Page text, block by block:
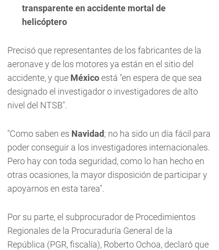
transparente en accidente mortal de
helicóptero
Precisó que representantes de los fabricantes de la
aeronave y de los motores ya están en el sitio del
accidente, y que Méxicoestá "en espera de que sea
designado el investigador o investigadores de alto
nivel del NTSB".
"Como saben es Navidad; no ha sido un día fácil para
poder conseguir a los investigadores internacionales.
Pero hay con toda seguridad, como lo han hecho en
otras ocasiones, la mayor disposición de participar y
apoyarnos en esta tarea".
Por su parte, el subprocurador de Procedimientos
Regionales de la Procuraduría General de la
República (PGR, fiscalía), Roberto Ochoa, declaró que